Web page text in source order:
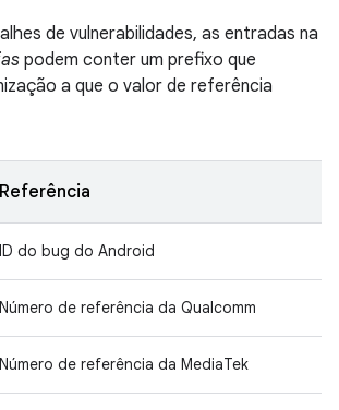
de vulnerabilidades, as entradas na
podem conter um prefixo que
a que o valor de referência
Referência
ID do bug do Android
Número de referência da Qualcomm
Número de referência da MediaTek